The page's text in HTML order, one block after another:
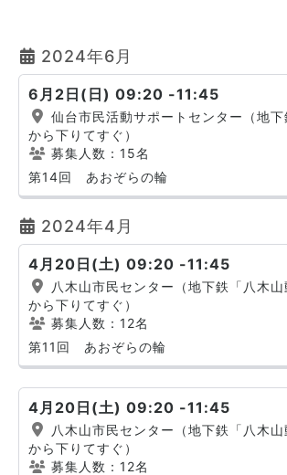
2024年6月
6月2日(日) 09:20 -11:45
仙台市民活動サポートセンター（地下
から下りてすぐ）
募集人数：15名
第14回 あおぞらの輪
2024年4月
4月20日(土) 09:20 -11:45
八木山市民センター（地下鉄「八木山
から下りてすぐ）
募集人数：12名
第11回 あおぞらの輪
4月20日(土) 09:20 -11:45
八木山市民センター（地下鉄「八木山
から下りてすぐ）
募集人数：12名